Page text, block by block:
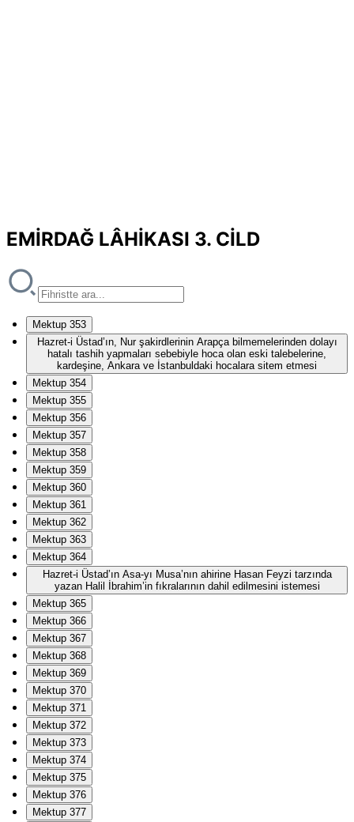
EMİRDAĞ LÂHİKASI 3. CİLD
Mektup 353
Hazret-i Üstad’ın, Nur şakirdlerinin Arapça bilmemelerinden dolayı
hatalı tashih yapmaları sebebiyle hoca olan eski talebelerine,
kardeşine, Ankara ve İstanbuldaki hocalara sitem etmesi
Mektup 354
Mektup 355
Mektup 356
Mektup 357
Mektup 358
Mektup 359
Mektup 360
Mektup 361
Mektup 362
Mektup 363
Mektup 364
Hazret-i Üstad’ın Asa-yı Musa’nın ahirine Hasan Feyzi tarzında
yazan Halil İbrahim’in fıkralarının dahil edilmesini istemesi
Mektup 365
Mektup 366
Mektup 367
Mektup 368
Mektup 369
Mektup 370
Mektup 371
Mektup 372
Mektup 373
Mektup 374
Mektup 375
Mektup 376
Mektup 377